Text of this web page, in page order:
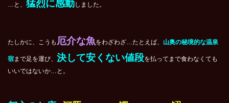
…と、 猛烈に感動しました。
たしかに、こうも 厄介な魚をわざわざ…たとえば、 山奥の秘境的な温泉
宿まで足を運び、 決して安くない値段を払ってまで食わなくても
いいではないか…と。